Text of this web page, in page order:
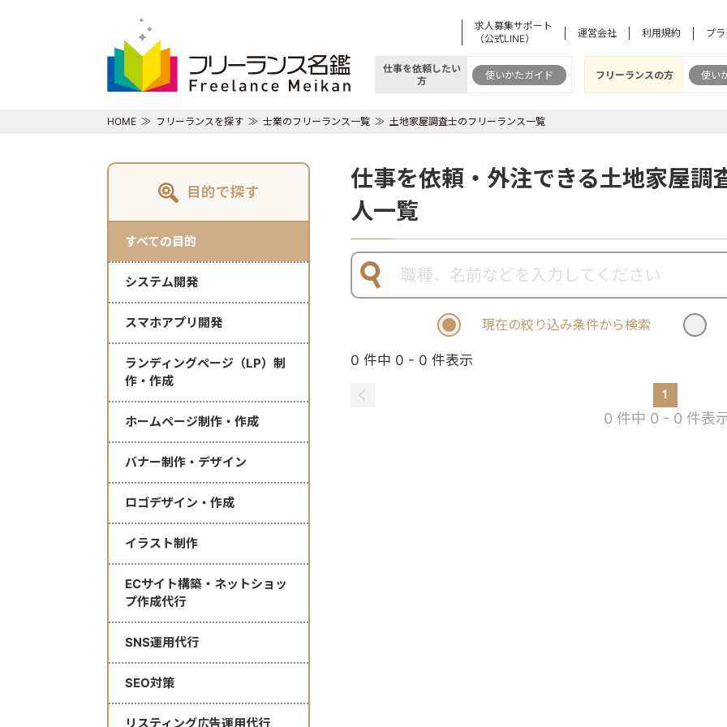
求人募集サポート
（公式LINE）
運営会社 利用規約 プ
仕事を依頼したい
方
使いかたガイド フリーランスの方 使い
HOME フリーランスを探す 士業のフリーランス一覧 土地家屋調査士のフリーランス一覧
目的で探す
すべての目的
システム開発
スマホアプリ開発
ランディングページ（LP）制
作・作成
ホームページ制作・作成
バナー制作・デザイン
ロゴデザイン・作成
イラスト制作
ECサイト構築・ネットショッ
プ作成代行
SNS運用代行
SEO対策
リスティング広告運用代行
仕事を依頼・外注できる土地家屋調
人一覧
現在の絞り込み条件から検索
0 件中 0 - 0 件表示
1
0 件中 0 - 0 件表